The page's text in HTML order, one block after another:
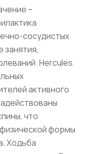
–
сосудистых
занятия,
Hercules
активного
что
формы
Ходьба